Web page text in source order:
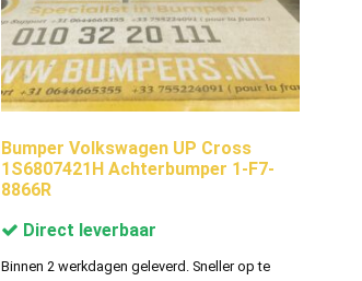
Bumper Volkswagen UP Cross
1S6807421H Achterbumper 1-F7-
8866R
Direct leverbaar
Binnen 2 werkdagen geleverd. Sneller op te